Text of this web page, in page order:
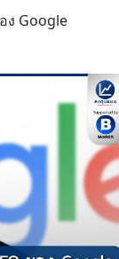
ง Google